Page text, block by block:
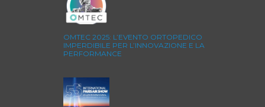
OMTEC 2025: L’EVENTO ORTOPEDICO
IMPERDIBILE PER L’INNOVAZIONE E LA
PERFORMANCE